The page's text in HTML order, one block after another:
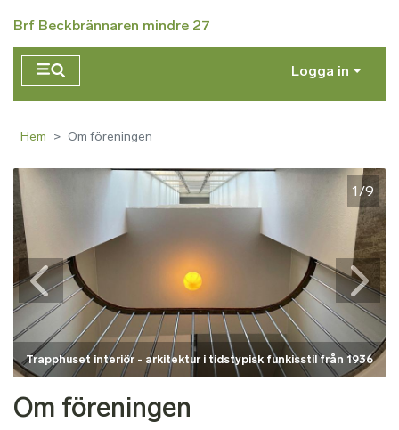
Brf Beckbrännaren mindre 27
Logga in
Hem Om föreningen
Om föreningen
1/9
Trapphuset interiör - arkitektur i tidstypisk funkisstil från 1936